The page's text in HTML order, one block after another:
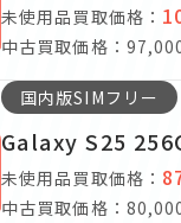
未使用品買取価格：
中古買取価格：
国内版SIMフリー
Galaxy S25
未使用品買取価格：
中古買取価格：